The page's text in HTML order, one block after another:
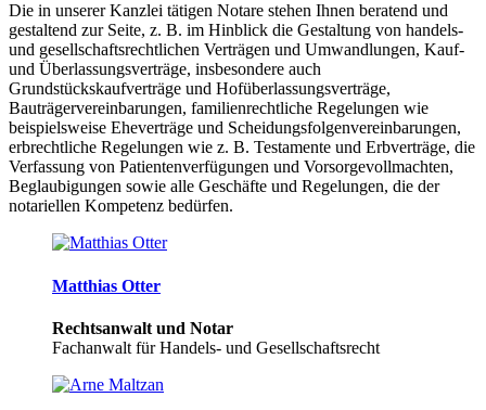
Die in unserer Kanzlei tätigen Notare stehen Ihnen beratend und
gestaltend zur Seite, z. B. im Hinblick die Gestaltung von handels-
und gesellschaftsrechtlichen Verträgen und Umwandlungen, Kauf-
und Überlassungsverträge, insbesondere auch
Grundstückskaufverträge und Hofüberlassungsverträge,
Bauträgervereinbarungen, familienrechtliche Regelungen wie
beispielsweise Eheverträge und Scheidungsfolgenvereinbarungen,
erbrechtliche Regelungen wie z. B. Testamente und Erbverträge, die
Verfassung von Patientenverfügungen und Vorsorgevollmachten,
Beglaubigungen sowie alle Geschäfte und Regelungen, die der
notariellen Kompetenz bedürfen.
Matthias Otter
Rechtsanwalt und Notar
Fachanwalt für Handels- und Gesellschaftsrecht